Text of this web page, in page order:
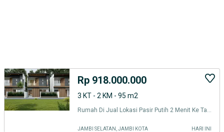
Rp 918.000.000
3 KT - 2 KM - 95 m2
Rumah Di Jual Lokasi Pasir Putih 2 Menit Ke Taman Wisata Donorejo Kota Jambi
JAMBI SELATAN, JAMBI KOTA HARI INI